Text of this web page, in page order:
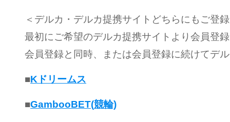
＜デルカ・デルカ提携サイトどちらにもご登
最初にご希望のデルカ提携サイトより会員登
会員登録と同時、または会員登録に続けてデ
■Kドリームス
■GambooBET(競輪)